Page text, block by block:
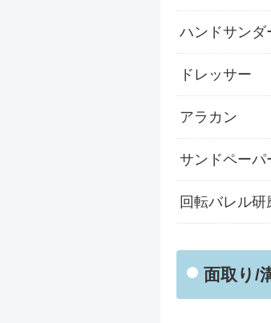
ハンドサンダ
ドレッサー
アラカン
サンドペーパ
回転バレル研
面取り/